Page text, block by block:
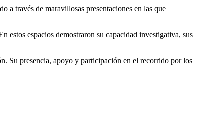
a través de maravillosas presentaciones en las que
estos espacios demostraron su capacidad investigativa, sus
Su presencia, apoyo y participación en el recorrido por los